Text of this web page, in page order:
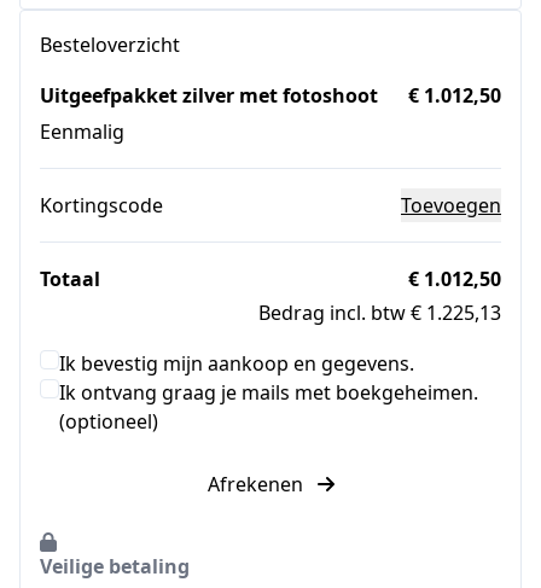
Besteloverzicht
Uitgeefpakket zilver met fotoshoot
Eenmalig
€ 1.012,50
Kortingscode Toevoegen
Totaal
€ 1.012,50
Bedrag incl. btw € 1.225,13
Ik bevestig mijn aankoop en gegevens.
Ik ontvang graag je mails met boekgeheimen.
(optioneel)
Afrekenen
Veilige betaling